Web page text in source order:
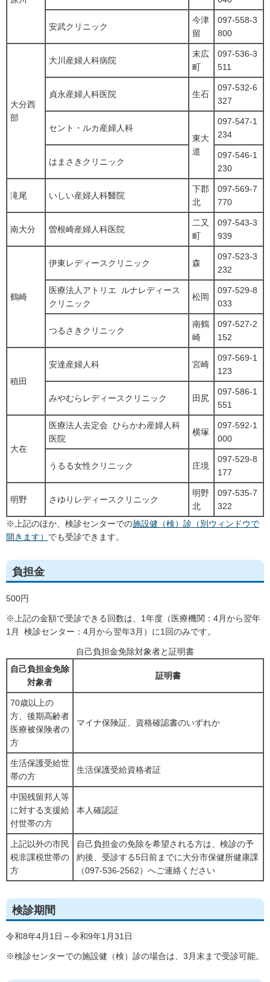
安武クリニック
今津
留
097-558-3
800
大分西
部
大川産婦人科病院
末広
町
097-536-3
511
貞永産婦人科医院 生石
097-532-6
327
セント・ルカ産婦人科
東大
道
097-547-1
234
はまさきクリニック
097-546-1
230
滝尾 いしい産婦人科醫院
下郡
北
097-569-7
770
南大分 曽根崎産婦人科医院
二又
町
097-543-3
939
鶴崎
伊東レディースクリニック 森
097-523-3
232
医療法人アトリエ ルナレディース
クリニック
松岡
097-529-8
033
つるさきクリニック
南鶴
崎
097-527-2
152
稙田
安達産婦人科 宮崎
097-569-1
123
みやむらレディースクリニック 田尻
097-586-1
551
大在
医療法人去定会 ひらかわ産婦人科
医院
横塚
097-592-1
000
うるる女性クリニック 庄境
097-529-8
177
明野 さゆりレディースクリニック
明野
北
097-535-7
322
※上記のほか、検診センターでの施設健（検）診（別ウィンドウで
開きます） でも受診できます。
負担金
500円
※上記の金額で受診できる回数は、1年度（医療機関：4月から翌年
1月 検診センター：4月から翌年3月）に1回のみです。
自己負担金免除対象者と証明書
自己負担金免除
対象者
証明書
70歳以上の
方、後期高齢者
医療被保険者の
方
マイナ保険証、資格確認書のいずれか
生活保護受給世
帯の方
生活保護受給資格者証
中国残留邦人等
に対する支援給
付世帯の方
本人確認証
上記以外の市民
税非課税世帯の
方
自己負担金の免除を希望される方は、検診の予
約後、受診する5日前までに大分市保健所健康課
（097-536-2562）へご連絡ください
検診期間
令和8年4月1日～令和9年1月31日
※検診センターでの施設健（検）診の場合は、3月末まで受診可能。